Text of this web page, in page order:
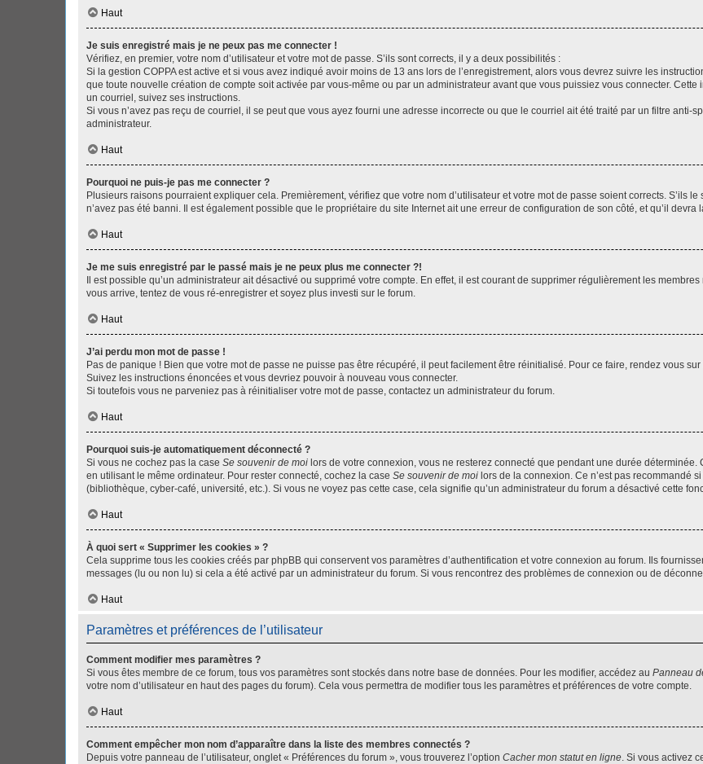
Haut
Je suis enregistré mais je ne peux pas me connecter !
Vérifiez, en premier, votre nom d’utilisateur et votre mot de passe. S’ils sont corrects, il y a deux possibilités :
Si la gestion COPPA est active et si vous avez indiqué avoir moins de 13 ans lors de l’enregistrement, alors vous devrez suivre les
que toute nouvelle création de compte soit activée par vous-même ou par un administrateur avant que vous puissiez vous connecter.
un courriel, suivez ses instructions.
Si vous n’avez pas reçu de courriel, il se peut que vous ayez fourni une adresse incorrecte ou que le courriel ait été traité par un filtre anti-
administrateur.
Haut
Pourquoi ne puis-je pas me connecter ?
Plusieurs raisons pourraient expliquer cela. Premièrement, vérifiez que votre nom d’utilisateur et votre mot de passe soient corrects. S’ils
n’avez pas été banni. Il est également possible que le propriétaire du site Internet ait une erreur de configuration de son côté, et qu’il devra
Haut
Je me suis enregistré par le passé mais je ne peux plus me connecter ?!
Il est possible qu’un administrateur ait désactivé ou supprimé votre compte. En effet, il est courant de supprimer régulièrement les
vous arrive, tentez de vous ré-enregistrer et soyez plus investi sur le forum.
Haut
J’ai perdu mon mot de passe !
Pas de panique ! Bien que votre mot de passe ne puisse pas être récupéré, il peut facilement être réinitialisé. Pour ce faire, rendez vous
Suivez les instructions énoncées et vous devriez pouvoir à nouveau vous connecter.
Si toutefois vous ne parveniez pas à réinitialiser votre mot de passe, contactez un administrateur du forum.
Haut
Pourquoi suis-je automatiquement déconnecté ?
Si vous ne cochez pas la case Se souvenir de moi lors de votre connexion, vous ne resterez connecté que pendant une durée
en utilisant le même ordinateur. Pour rester connecté, cochez la case Se souvenir de moi lors de la connexion. Ce n’est pas recommandé
(bibliothèque, cyber-café, université, etc.). Si vous ne voyez pas cette case, cela signifie qu’un administrateur du forum a désactivé cette
Haut
À quoi sert « Supprimer les cookies » ?
Cela supprime tous les cookies créés par phpBB qui conservent vos paramètres d’authentification et votre connexion au forum. Ils
messages (lu ou non lu) si cela a été activé par un administrateur du forum. Si vous rencontrez des problèmes de connexion ou de
Haut
Paramètres et préférences de l’utilisateur
Comment modifier mes paramètres ?
Si vous êtes membre de ce forum, tous vos paramètres sont stockés dans notre base de données. Pour les modifier, accédez au Panneau
votre nom d’utilisateur en haut des pages du forum). Cela vous permettra de modifier tous les paramètres et préférences de votre compte.
Haut
Comment empêcher mon nom d’apparaître dans la liste des membres connectés ?
Depuis votre panneau de l’utilisateur, onglet « Préférences du forum », vous trouverez l’option Cacher mon statut en ligne. Si vous activez